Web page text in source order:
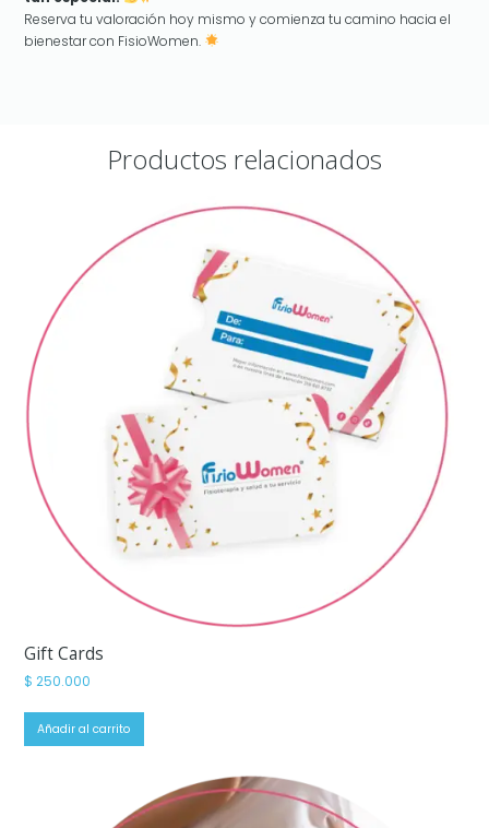
Reserva tu valoración hoy mismo y comienza tu camino hacia el
bienestar con FisioWomen.
Productos relacionados
Gift Cards
$ 250.000
Añadir al carrito